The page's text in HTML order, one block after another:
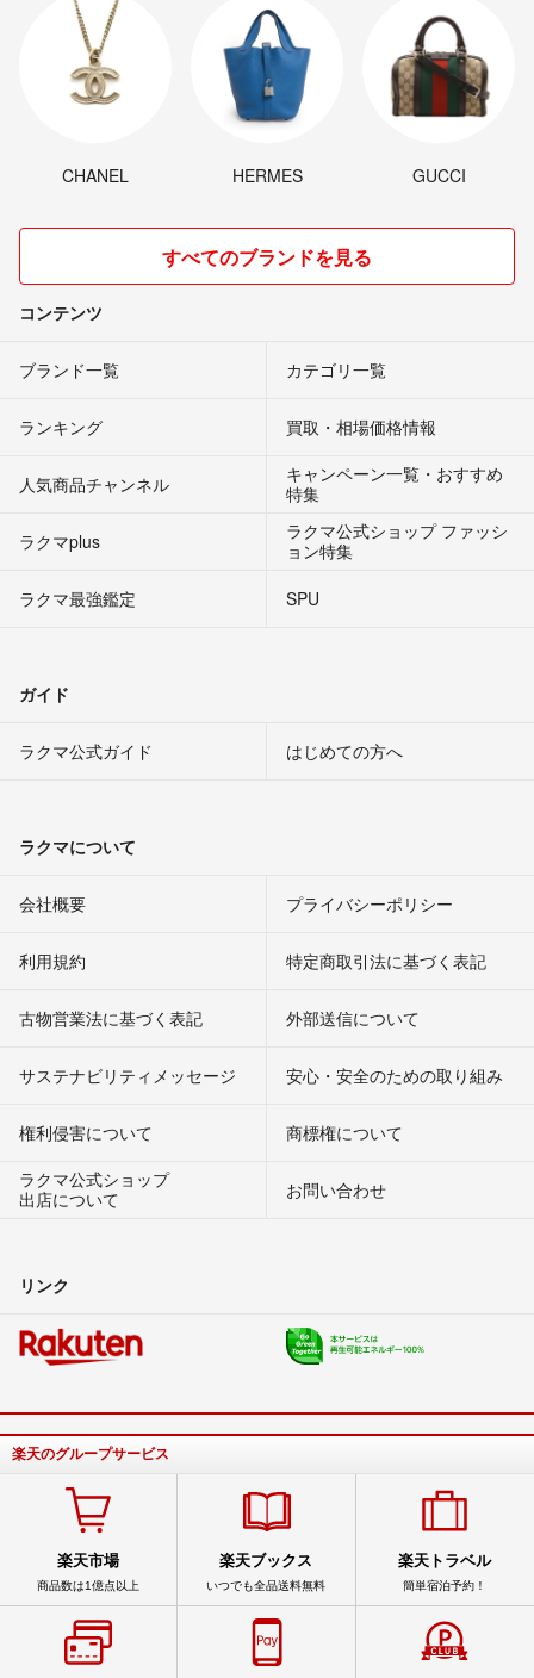
CHANEL HERMES GUCCI
すべてのブランドを見る
コンテンツ
ブランド一覧 カテゴリ一覧
ランキング 買取・相場価格情報
人気商品チャンネル
キャンペーン一覧・おすすめ
特集
ラクマplus
ラクマ公式ショップ ファッシ
ョン特集
ラクマ最強鑑定
SPU
ガイド
ラクマ公式ガイド はじめての方へ
ラクマについて
会社概要 プライバシーポリシー
利用規約 特定商取引法に基づく表記
古物営業法に基づく表記 外部送信について
サステナビリティメッセージ 安心・安全のための取り組み
権利侵害について
商標権について
ラクマ公式ショップ
出店について
お問い合わせ
リンク
楽天のグループサービス
楽天市場
商品数は1億点以上
楽天ブックス
いつでも全品送料無料
楽天トラベル
簡単宿泊予約！